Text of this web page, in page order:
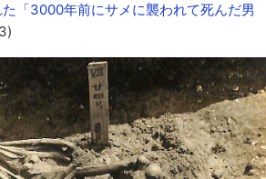
「3000年前にサメに襲われて死んだ男